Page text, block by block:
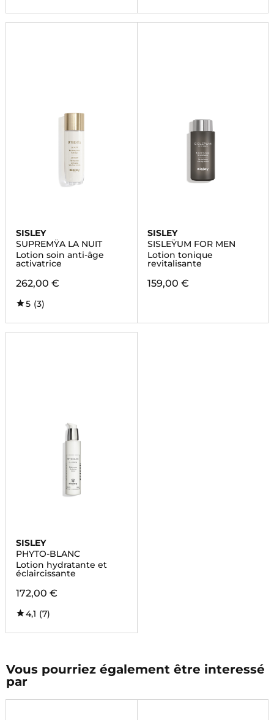
SISLEY
SUPREMŸA LA NUIT
Lotion soin anti-âge
activatrice
262,00 €
5 (3)
SISLEY
SISLEŸUM FOR MEN
Lotion tonique
revitalisante
159,00 €
SISLEY
PHYTO-BLANC
Lotion hydratante et
éclaircissante
172,00 €
4,1 (7)
Vous pourriez également être interessé
par